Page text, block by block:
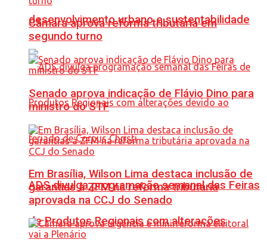
desenvolvimento urbano e sustentabilidade
ADS divulga programação semanal das Feiras
de Produtos Regionais com alterações
Câmara aprova reforma tributária em
segundo turno
Senado aprova indicação de Flávio Dino para
ministro do STF
Em Brasília, Wilson Lima destaca inclusão de
garantias à ZFM na reforma tributária
aprovada na CCJ do Senado